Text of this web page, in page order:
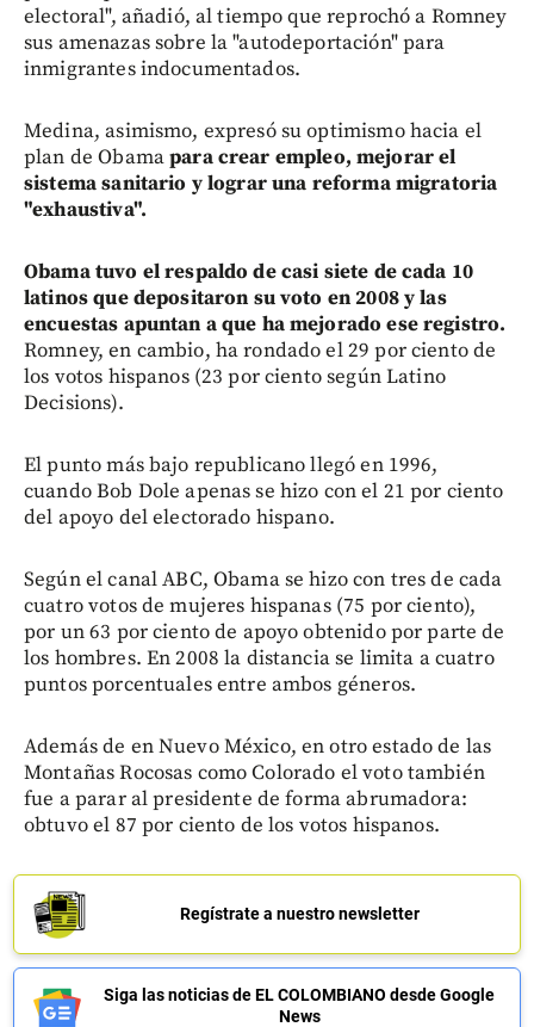
electoral", añadió, al tiempo que reprochó a Romney
sus amenazas sobre la "autodeportación" para
inmigrantes indocumentados.
Medina, asimismo, expresó su optimismo hacia el
plan de Obamapara crear empleo, mejorar el
sistema sanitario y lograr una reforma migratoria
"exhaustiva".
Obama tuvo el respaldo de casi siete de cada 10
latinos que depositaron su voto en 2008 y las
encuestas apuntan a que ha mejorado ese registro.
Romney, en cambio, ha rondado el 29 por ciento de
los votos hispanos (23 por ciento según Latino
Decisions).
El punto más bajo republicano llegó en 1996,
cuando Bob Dole apenas se hizo con el 21 por ciento
del apoyo del electorado hispano.
Según el canal ABC, Obama se hizo con tres de cada
cuatro votos de mujeres hispanas (75 por ciento),
por un 63 por ciento de apoyo obtenido por parte de
los hombres. En 2008 la distancia se limita a cuatro
puntos porcentuales entre ambos géneros.
Además de en Nuevo México, en otro estado de las
Montañas Rocosas como Colorado el voto también
fue a parar al presidente de forma abrumadora:
obtuvo el 87 por ciento de los votos hispanos.
Regístrate a nuestro newsletter
Siga las noticias de EL COLOMBIANO desde Google
News